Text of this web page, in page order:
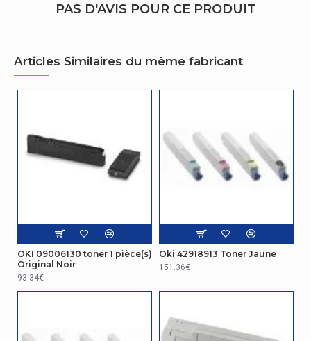
PAS D'AVIS POUR CE PRODUIT
Articles Similaires du même fabricant
OKI 09006130 toner 1 pièce(s)
Original Noir
93.34€
Oki 42918913 Toner Jaune
151.36€